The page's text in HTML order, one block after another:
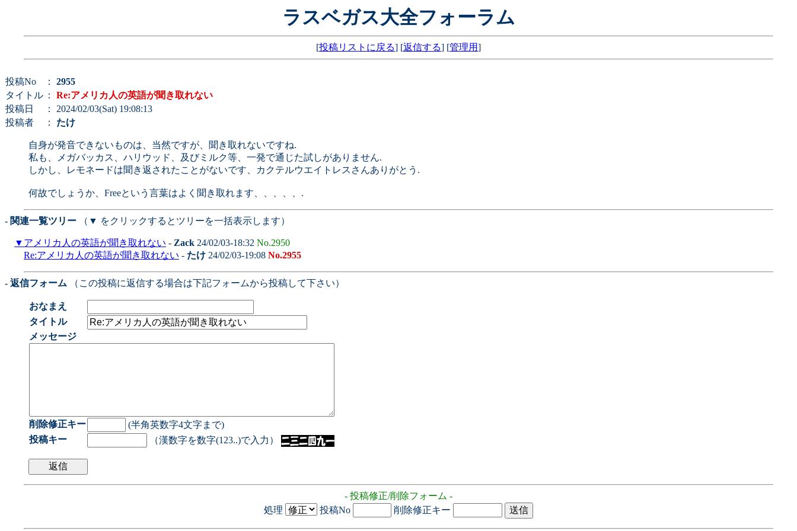
ラスベガス大全フォーラム
[投稿リストに戻る] [返信する] [管理用]
投稿No ： 2955
タイトル ： Re:アメリカ人の英語が聞き取れない
投稿日
： 2024/02/03(Sat) 19:08:13
投稿者
： たけ
自身が発音できないものは、当然ですが、聞き取れないですね.
私も、メガバッカス、ハリウッド、及びミルク等、一発で通じた試しがありません.
しかし、レモネードは聞き返されたことがないです、カクテルウエイトレスさんありがとう.
何故でしょうか、Freeという言葉はよく聞き取れます、、、、、.
- 関連一覧ツリー （▼ をクリックするとツリーを一括表示します）
▼ アメリカ人の英語が聞き取れない - Zack 24/02/03-18:32 No.2950
Re:アメリカ人の英語が聞き取れない - たけ 24/02/03-19:08 No.2955
- 返信フォーム （この投稿に返信する場合は下記フォームから投稿して下さい）
おなまえ
タイトル
メッセージ
削除修正キー
(半角英数字4文字まで)
投稿キー
（漢数字を数字(123..)で入力）
- 投稿修正/削除フォーム -
処理
投稿No 削除修正キー